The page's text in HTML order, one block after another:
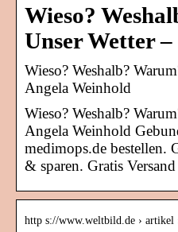
Wieso?
Unser Wetter
Wieso? Weshalb?
Angela Weinhold
Wieso? Weshalb?
Angela Weinhold
medimops.de bestellen.
& sparen. Gratis
http s://www.weltbild.de › artikel